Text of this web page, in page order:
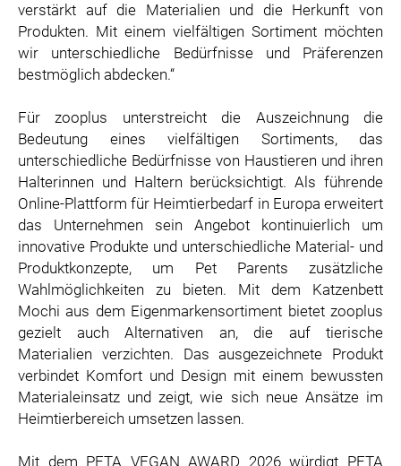
verstärkt auf die Materialien und die Herkunft von
Produkten. Mit einem vielfältigen Sortiment möchten
wir unterschiedliche Bedürfnisse und Präferenzen
bestmöglich abdecken.“
Für zooplus unterstreicht die Auszeichnung die
Bedeutung eines vielfältigen Sortiments, das
unterschiedliche Bedürfnisse von Haustieren und ihren
Halterinnen und Haltern berücksichtigt. Als führende
Online-Plattform für Heimtierbedarf in Europa erweitert
das Unternehmen sein Angebot kontinuierlich um
innovative Produkte und unterschiedliche Material- und
Produktkonzepte, um Pet Parents zusätzliche
Wahlmöglichkeiten zu bieten. Mit dem Katzenbett
Mochi aus dem Eigenmarkensortiment bietet zooplus
gezielt auch Alternativen an, die auf tierische
Materialien verzichten. Das ausgezeichnete Produkt
verbindet Komfort und Design mit einem bewussten
Materialeinsatz und zeigt, wie sich neue Ansätze im
Heimtierbereich umsetzen lassen.
Mit dem PETA VEGAN AWARD 2026 würdigt PETA